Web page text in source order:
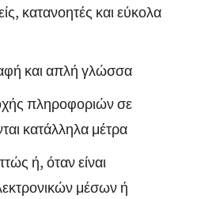
κατανοητές και εύκολα
και απλή γλώσσα
πληροφοριών σε
κατάλληλα μέτρα
ή, όταν είναι
μέσων ή